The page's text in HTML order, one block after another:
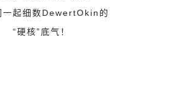
一起细数DewertOkin的
“硬核”底气！